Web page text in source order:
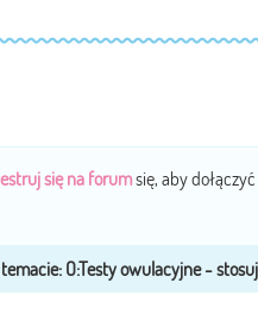
się na forumsię, aby